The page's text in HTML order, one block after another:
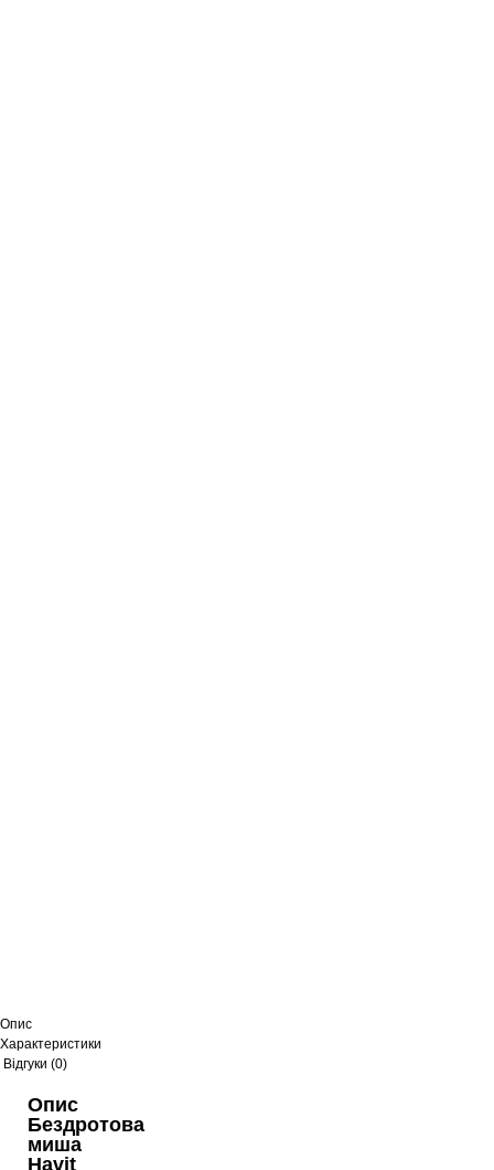
Опис
Характеристики
Відгуки (0)
Опис
Бездротова
миша
Havit